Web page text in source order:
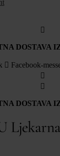
DOSTAVA
Facebook-
DOSTAVA